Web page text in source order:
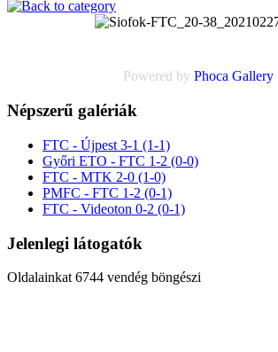
Powered by Phoca Gallery
Népszerű galériák
FTC - Újpest 3-1 (1-1)
Győri ETO - FTC 1-2 (0-0)
FTC - MTK 2-0 (1-0)
PMFC - FTC 1-2 (0-1)
FTC - Videoton 0-2 (0-1)
Jelenlegi látogatók
Oldalainkat 6744 vendég böngészi